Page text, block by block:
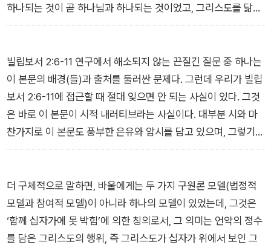
하나되는 것이 곧 하나님과 하나되는 것이었고, 그리스도를 닮는
것이 곧 하나님을 닮는 것이었으며, 그리스도 안에 있는 것이 곧
‘십자가화’(cruciformity), 즉 십자가에 못 박힌(crucified) 그리
스도와의 동화(同化, conformity)는 정말로 ‘하나님화’(theofo
rmity), 혹은 테오시스였다는 것을 의미한다. 이러한 주장들에 관
한 본서의 논의는 또한 바울의 유명한 표현인 ‘그리스도 안에’가
바울에게는 ‘하나님 안에/그리스도 안에/성령 안에’의 줄임말이
었다고 제안할 것이다. 즉, 바울의 그리스도 중심성은 사실 암시
_서론 | 십자가 형태 하나님 안에 살다
빌립보서 2:6-11 연구에서 해소되지 않는 끈질긴 질문 중 하나는
이 본문의 배경(들)과 출처를 둘러싼 문제다. 그런데 우리가 빌립
보서 2:6-11에 접근할 때 절대 잊으면 안 되는 사실이 있다. 그것
은 바로 이 본문이 시적 내러티브라는 사실이다. 대부분 시와 마
찬가지로 이 본문도 풍부한 은유와 암시를 담고 있으며, 그렇기에
출처 혹은 심지어 ‘배경들’보다는 상호텍스트성을 이야기하는 것
성을 추구하긴 해야겠지만, 또한 상호텍스트적 씨줄과 날줄로 직
조된 이 작품 속에 존재하는 의미론적 중첩과 모호함을 그대로 안
고 가는 법도 배워야 한다. 이 시적 상호텍스트성 개념에는 이러
한 본문 안에 서로 창조적 긴장 관계에 있는 단어, 암시, 반향이
더 구체적으로 말하면, 바울에게는 두 가지 구원론 모델(법정적
모델과 참여적 모델)이 아니라 하나의 모델이 있었는데, 그것은
‘함께 십자가에 못 박힘’에 의한 칭의로서, 그 의미는 언약의 정수
를 담은 그리스도의 행위, 즉 그리스도가 십자가 위에서 보인 그